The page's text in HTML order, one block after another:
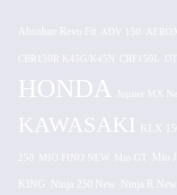
Absolute Revo Fit ADV 150 AEROX
CBR150R K45G/K45N CRF150L
HONDA Jupiter MX
KAWASAKI KLX 150
250 MIO FINO NEW Mio GT Mio J
KING Ninja 250 New Ninja R New